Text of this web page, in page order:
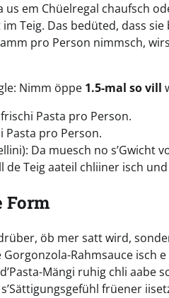
em Chüelregal chaufsch
Teig. Das bedüted, dass
pro Person nimmsch,
Nimm öppe 1.5-mal so vill
frischi Pasta pro Person.
Pasta pro Person.
Da muesch no
de Teig aateil chliiner isch
Form
öb mer satt wird,
Rahmsauce
Mängi ruhig chli aabe
früener